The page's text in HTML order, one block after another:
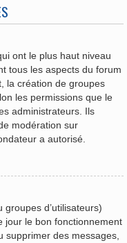
ont le plus haut niveau
tous les aspects du forum
la création de groupes
les permissions que le
administrateurs. Ils
modération sur
a autorisé.
d’utilisateurs)
jour le bon fonctionnement
supprimer des messages,